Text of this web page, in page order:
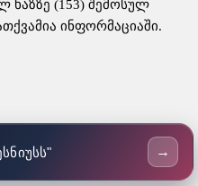
ხაზზე (153) შემოსულ
ინფორმაციაში.
→